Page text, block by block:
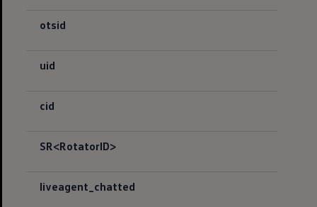
otsid
uid
cid
SR<RotatorID>
liveagent_chatted